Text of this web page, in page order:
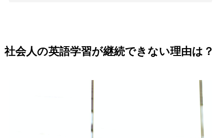
社会人の英語学習が継続できない理由は？